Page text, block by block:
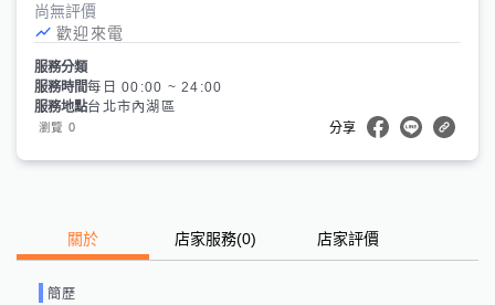
尚無評價
歡迎來電
服務分類
服務時間每日 00:00 ~ 24:00
服務地點台北市內湖區
瀏覽 0 分享
關於 店家服務(0) 店家評價
簡歷